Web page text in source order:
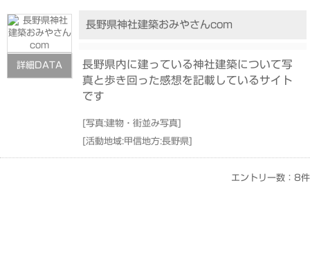
詳細DATA
長野県神社建築おみやさんcom
長野県内に建っている神社建築について写
真と歩き回った感想を記載しているサイト
です
[写真:建物・街並み写真]
[活動地域:甲信地方:長野県]
エントリー数：8件